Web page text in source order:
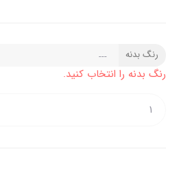
رنگ بدنه
رنگ بدنه را انتخاب کنید.